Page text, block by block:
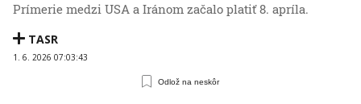
Prímerie medzi USA a Iránom začalo platiť 8. apríla.
TASR
1. 6. 2026 07:03:43
Odlož na neskôr